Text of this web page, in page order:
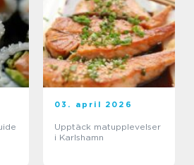
03. april 2026
Upptäck matupplevelser
i Karlshamn